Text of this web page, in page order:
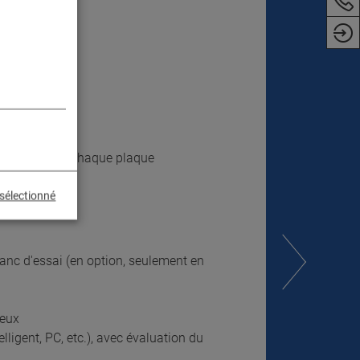
60 kg sur chaque plaque
d'essai (en option, seulement en
PC, etc.), avec évaluation du